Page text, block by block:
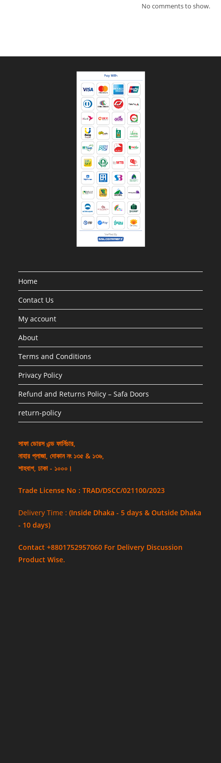
No comments to show.
Home
Contact Us
My account
About
Terms and Conditions
Privacy Policy
Refund and Returns Policy – Safa Doors
return-policy
সাফা ডোরস এন্ড ফার্নিচার,
নাহার প্লাজা, দোকান নং ১৩৫ & ১৩৬,
শাহবাগ, ঢাকা - ১০০০।
Trade License No : TRAD/DSCC/021100/2023
Delivery Time :(Inside Dhaka - 5 days & Outside Dhaka
- 10 days)
Contact +8801752957060 For Delivery Discussion
Product Wise.